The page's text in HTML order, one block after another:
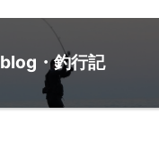
blog・釣行記